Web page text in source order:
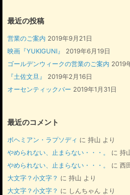
最近の投稿
営業のご案内 2019年9月21日
映画『YUKIGUNI』
2019年6月19日
ゴールデンウィークの営業のご案内 2019
『土佐文旦』
2019年2月16日
オーセンティックバー 2019年1月31日
最近のコメント
ボヘミアン・ラプソディ に 持山 より
やめられない、止まらない・・・。
に 持
やめられない、止まらない・・・。
に 西
大文字？小文字？ に 持山 より
大文字？小文字？ に しんちゃん より